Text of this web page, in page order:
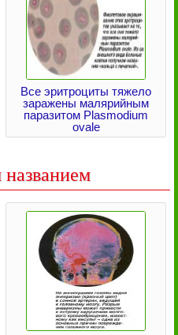
Все эритроциты тяжело
заражены малярийным
паразитом Plasmodium
ovale